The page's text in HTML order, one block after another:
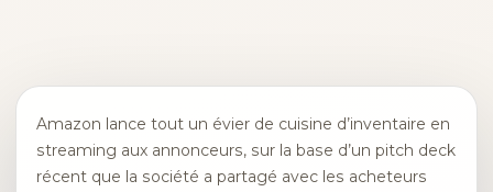
Amazon lance tout un évier de cuisine d’inventaire en
streaming aux annonceurs, sur la base d’un pitch deck
récent que la société a partagé avec les acheteurs